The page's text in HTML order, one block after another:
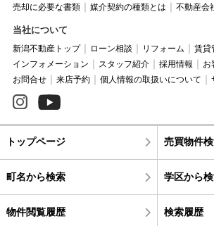
売却に必要な書類
媒介契約の種類とは 不動産会
当社について
新潟不動産トップ ローン相談 リフォーム
賃貸
インフォメーション
スタッフ紹介 採用情報 お
お問合せ
来店予約 個人情報の取扱いについて
トップページ 売買物件
町名から検索 学区から
物件閲覧履歴 検索履歴